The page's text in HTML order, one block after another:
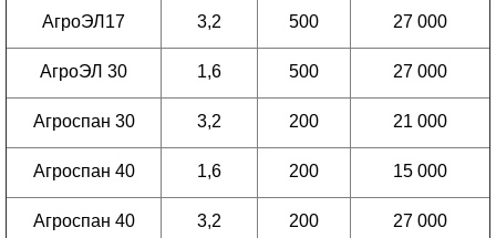
АгроЭЛ17 3,2 500 27 000
АгроЭЛ 30 1,6 500 27 000
Агроспан 30 3,2 200 21 000
Агроспан 40 1,6 200 15 000
Агроспан 40 3,2 200 27 000